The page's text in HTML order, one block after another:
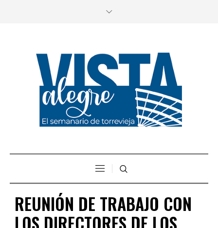
REUNIÓN DE TRABAJO CON
LOS DIRECTORES DE LOS